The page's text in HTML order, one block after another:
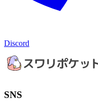
Discord
SNS